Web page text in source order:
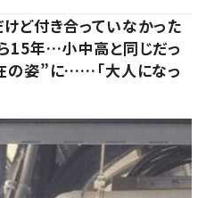
けど付き合っていなかった
15年…小中高と同じだっ
の姿”に……「大人になっ